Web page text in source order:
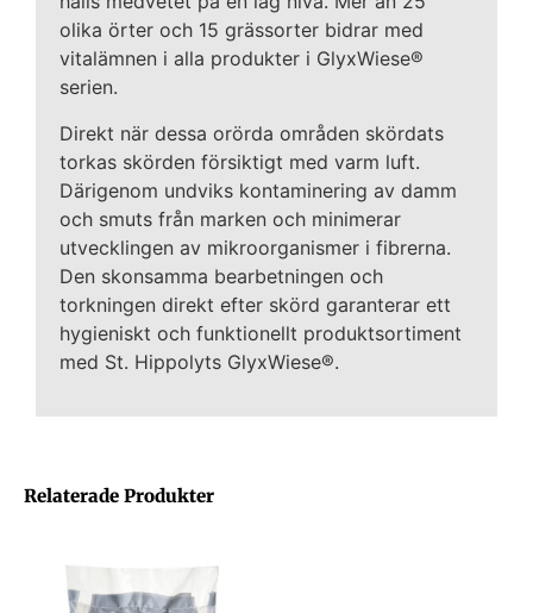
olika örter och 15 grässorter bidrar med
vitalämnen i alla produkter i GlyxWiese®
serien.
Direkt när dessa orörda områden skördats
torkas skörden försiktigt med varm luft.
Därigenom undviks kontaminering av damm
och smuts från marken och minimerar
utvecklingen av mikroorganismer i fibrerna.
Den skonsamma bearbetningen och
torkningen direkt efter skörd garanterar ett
hygieniskt och funktionellt produkt­sortiment
med St. Hippolyts GlyxWiese®.
Relaterade Produkter